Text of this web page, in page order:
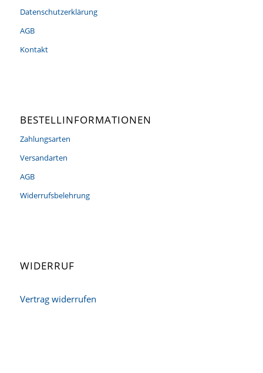
Datenschutzerklärung
AGB
Kontakt
BESTELLINFORMATIONEN
Zahlungsarten
Versandarten
AGB
Widerrufsbelehrung
WIDERRUF
Vertrag widerrufen